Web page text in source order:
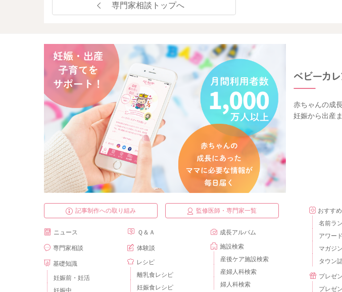
専門家相談トップへ
赤ちゃんの成
妊娠から出産
記事制作への取り組み 監修医師・専門家一覧
ニュース
専門家相談
基礎知識
妊娠前・妊活
妊娠中
Ｑ＆Ａ
体験談
レシピ
離乳食レシピ
妊娠食レシピ
成長アルバム
施設検索
産後ケア施設検索
産婦人科検索
婦人科検索
おすすめ
名前ラ
アワード
マガジン
タウン
プレゼ
プレゼ